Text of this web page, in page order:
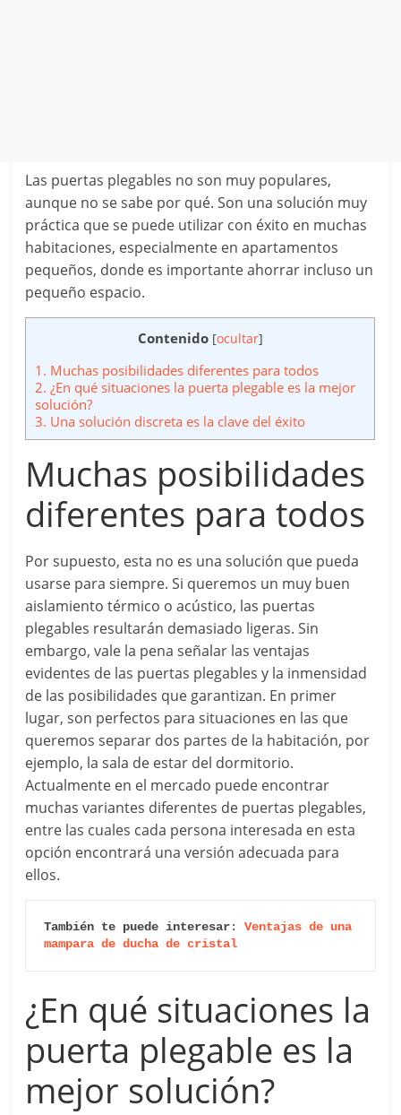
Las puertas plegables no son muy populares,
aunque no se sabe por qué. Son una solución muy
práctica que se puede utilizar con éxito en muchas
habitaciones, especialmente en apartamentos
pequeños, donde es importante ahorrar incluso un
pequeño espacio.
Contenido [ocultar]
1. Muchas posibilidades diferentes para todos
2. ¿En qué situaciones la puerta plegable es la mejor
solución?
3. Una solución discreta es la clave del éxito
Muchas posibilidades
diferentes para todos
Por supuesto, esta no es una solución que pueda
usarse para siempre. Si queremos un muy buen
aislamiento térmico o acústico, las puertas
plegables resultarán demasiado ligeras. Sin
embargo, vale la pena señalar las ventajas
evidentes de las puertas plegables y la inmensidad
de las posibilidades que garantizan. En primer
lugar, son perfectos para situaciones en las que
queremos separar dos partes de la habitación, por
ejemplo, la sala de estar del dormitorio.
Actualmente en el mercado puede encontrar
muchas variantes diferentes de puertas plegables,
entre las cuales cada persona interesada en esta
opción encontrará una versión adecuada para
ellos.
También te puede interesar: Ventajas de una
mampara de ducha de cristal
¿En qué situaciones la
puerta plegable es la
mejor solución?